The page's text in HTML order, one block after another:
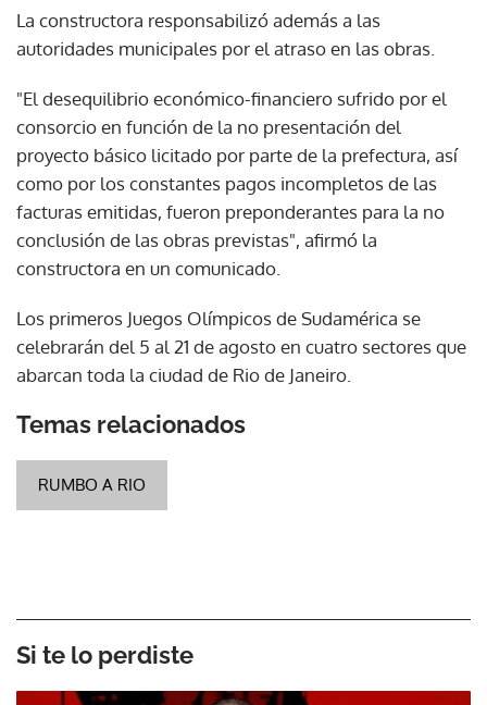
La constructora responsabilizó además a las
autoridades municipales por el atraso en las obras.
"El desequilibrio económico-financiero sufrido por el
consorcio en función de la no presentación del
proyecto básico licitado por parte de la prefectura, así
como por los constantes pagos incompletos de las
facturas emitidas, fueron preponderantes para la no
conclusión de las obras previstas", afirmó la
constructora en un comunicado.
Los primeros Juegos Olímpicos de Sudamérica se
celebrarán del 5 al 21 de agosto en cuatro sectores que
abarcan toda la ciudad de Rio de Janeiro.
Temas relacionados
RUMBO A RIO
Si te lo perdiste